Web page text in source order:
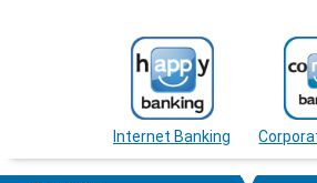
Internet Banking